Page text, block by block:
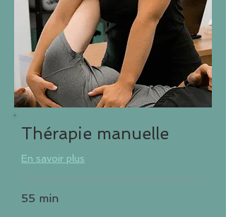
Thérapie manuelle
En savoir plus
55 min